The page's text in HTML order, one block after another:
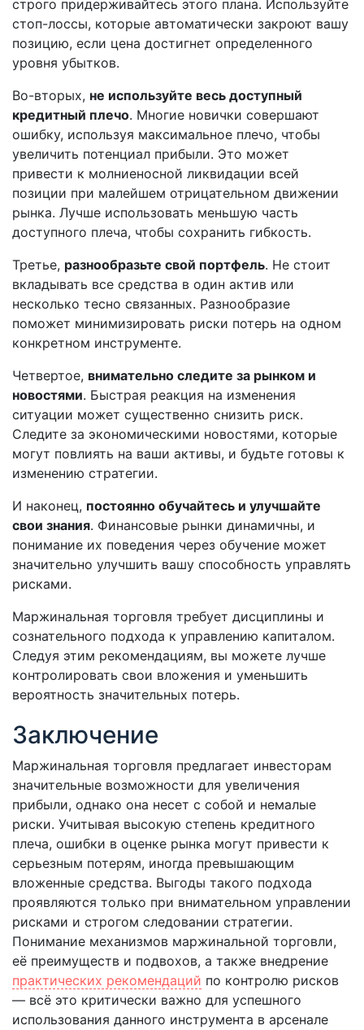
строго придерживайтесь этого плана. Используйте
стоп-лоссы, которые автоматически закроют вашу
позицию, если цена достигнет определенного
уровня убытков.
Во-вторых, не используйте весь доступный
кредитный плечо. Многие новички совершают
ошибку, используя максимальное плечо, чтобы
увеличить потенциал прибыли. Это может
привести к молниеносной ликвидации всей
позиции при малейшем отрицательном движении
рынка. Лучше использовать меньшую часть
доступного плеча, чтобы сохранить гибкость.
Третье, разнообразьте свой портфель. Не стоит
вкладывать все средства в один актив или
несколько тесно связанных. Разнообразие
поможет минимизировать риски потерь на одном
конкретном инструменте.
Четвертое, внимательно следите за рынком и
новостями. Быстрая реакция на изменения
ситуации может существенно снизить риск.
Следите за экономическими новостями, которые
могут повлиять на ваши активы, и будьте готовы к
изменению стратегии.
И наконец, постоянно обучайтесь и улучшайте
свои знания. Финансовые рынки динамичны, и
понимание их поведения через обучение может
значительно улучшить вашу способность управлять
рисками.
Маржинальная торговля требует дисциплины и
сознательного подхода к управлению капиталом.
Следуя этим рекомендациям, вы можете лучше
контролировать свои вложения и уменьшить
вероятность значительных потерь.
Заключение
Маржинальная торговля предлагает инвесторам
значительные возможности для увеличения
прибыли, однако она несет с собой и немалые
риски. Учитывая высокую степень кредитного
плеча, ошибки в оценке рынка могут привести к
серьезным потерям, иногда превышающим
вложенные средства. Выгоды такого подхода
проявляются только при внимательном управлении
рисками и строгом следовании стратегии.
Понимание механизмов маржинальной торговли,
её преимуществ и подвохов, а также внедрение
практических рекомендаций по контролю рисков
— всё это критически важно для успешного
использования данного инструмента в арсенале